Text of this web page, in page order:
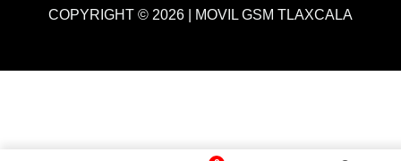
COPYRIGHT © 2026 | MOVIL GSM TLAXCALA